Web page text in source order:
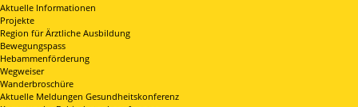
Aktuelle Informationen
Projekte
Region für Ärztliche Ausbildung
Bewegungspass
Hebammenförderung
Wegweiser
Wanderbroschüre
Aktuelle Meldungen Gesundheitskonferenz